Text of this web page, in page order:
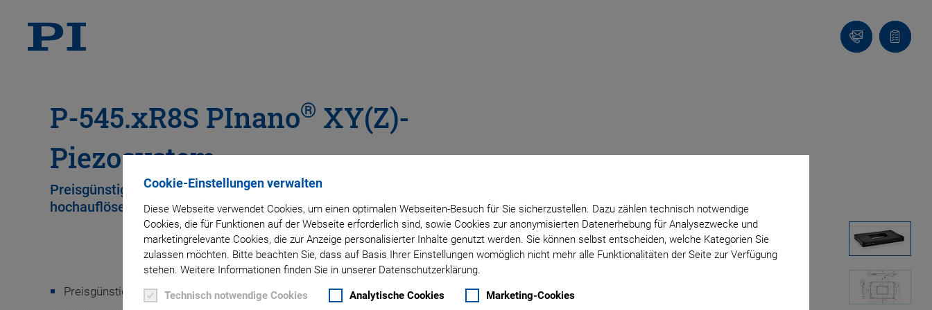
Cookie-Einstellungen verwalten
Diese Webseite verwendet Cookies, um einen optimalen Webseiten-Besuch für Sie sicherzustellen. Dazu zählen technisch notwendige
Cookies, die für Funktionen auf der Webseite erforderlich sind, sowie Cookies zur anonymisierten Datenerhebung für Analysezwecke und
marketingrelevante Cookies, die zur Anzeige personalisierter Inhalte genutzt werden. Sie können selbst entscheiden, welche Kategorien Sie
zulassen möchten. Bitte beachten Sie, dass auf Basis Ihrer Einstellungen womöglich nicht mehr alle Funktionalitäten der Seite zur Verfügung
stehen. Weitere Informationen finden Sie in unserer Datenschutzerklärung.
Technisch notwendige Cookies Analytische Cookies Marketing-Cookies
Kontakt
P-545.xR8S PInano® XY(Z)-
Piezosystem
Preisgünstiges Nanopositioniersystem für die
hochauflösende Mikroskopie
Preisgünstiges, kostenoptimiertes Design mit piezoresistiven Sensoren